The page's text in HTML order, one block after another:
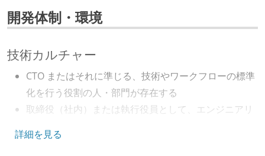
開発体制・環境
技術カルチャー
CTO またはそれに準じる、技術やワークフローの標準
化を行う役割の人・部門が存在する
取締役（社内）または執行役員として、エンジニアリ
詳細を見る